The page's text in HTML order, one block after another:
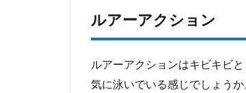
ルアーアクション
ルアーアクションはキビキビ
気に泳いでいる感じでしょうか